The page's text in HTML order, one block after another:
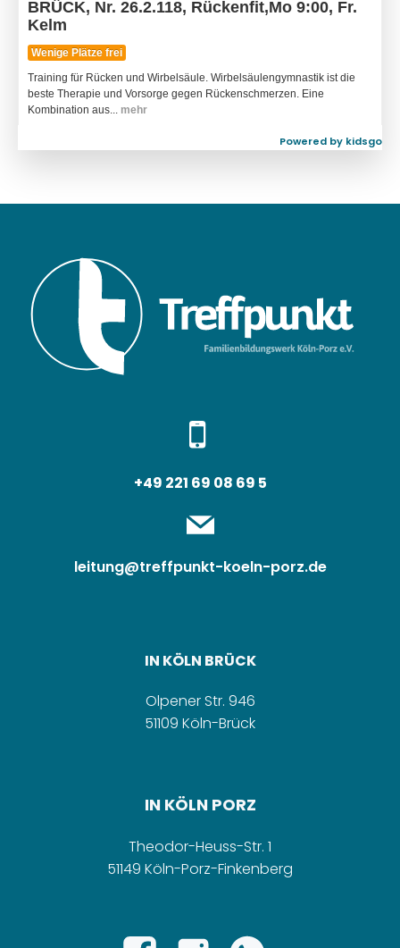
Powered by kidsgo
+49 221 69 08 69 5
leitung@treffpunkt-koeln-porz.de
IN KÖLN BRÜCK
Olpener Str. 946
51109 Köln-Brück
IN KÖLN PORZ
Theodor-Heuss-Str. 1
51149 Köln-Porz-Finkenberg